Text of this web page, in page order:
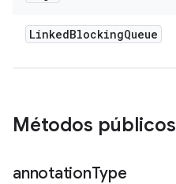
LinkedBlockingQueue
Métodos públicos
annotationType